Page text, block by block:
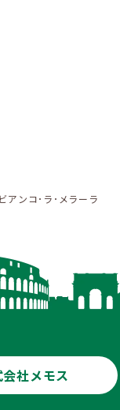
ビアンコ･ラ･メラーラ
社メモス